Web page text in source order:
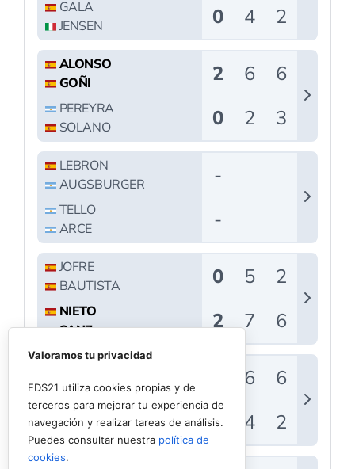
Valoramos tu privacidad
EDS21 utiliza cookies propias y de
terceros para mejorar tu experiencia de
navegación y realizar tareas de análisis.
Puedes consultar nuestra política de
cookies.